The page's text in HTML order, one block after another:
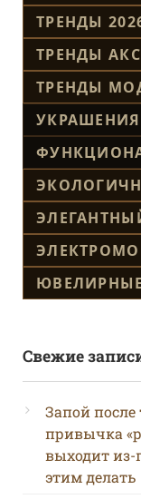
ТРЕНДЫ
ТРЕНДЫ
ТРЕНДЫ
Свежие
Запой после
привычка
выходит из-
этим делать